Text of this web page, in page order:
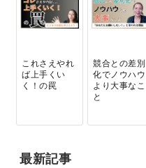
これさえやれ
ば上手くい
く！の罠
競合との差別
化でノウハウ
より大事なこ
と
最新記事